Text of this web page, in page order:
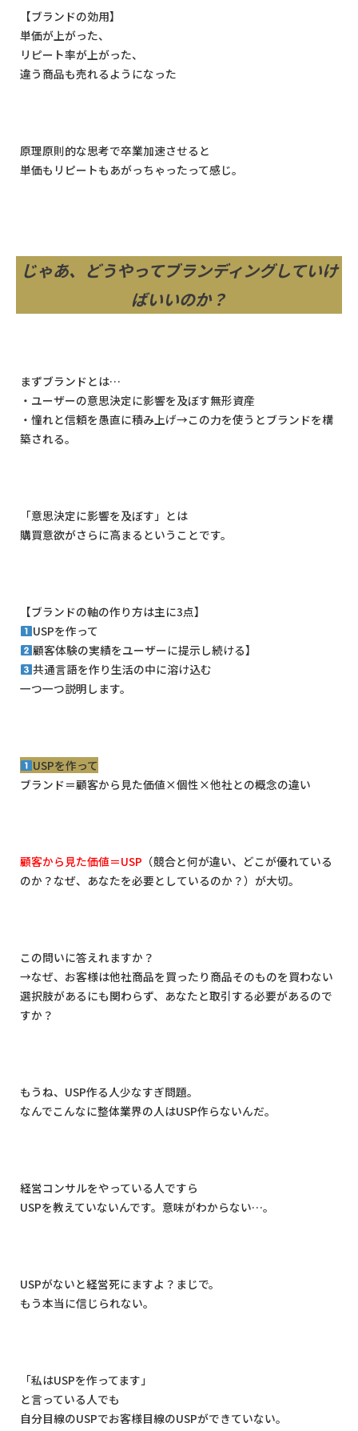
【ブランドの効用】
単価が上がった、
リピート率が上がった、
違う商品も売れるようになった
原理原則的な思考で卒業加速させると
単価もリピートもあがっちゃったって感じ。
じゃあ、どうやってブランディングしていけ
ばいいのか？
まずブランドとは…
・ユーザーの意思決定に影響を及ぼす無形資産
・憧れと信頼を愚直に積み上げ→この力を使うとブランドを構
築される。
「意思決定に影響を及ぼす」とは
購買意欲がさらに高まるということです。
【ブランドの軸の作り方は主に3点】
USPを作って
顧客体験の実績をユーザーに提示し続ける】
共通言語を作り生活の中に溶け込む
一つ一つ説明します。
USPを作って
ブランド＝顧客から見た価値×個性×他社との概念の違い
顧客から見た価値＝USP （競合と何が違い、どこが優れている
のか？なぜ、あなたを必要としているのか？）が大切。
この問いに答えれますか？
→なぜ、お客様は他社商品を買ったり商品そのものを買わない
選択肢があるにも関わらず、あなたと取引する必要があるので
すか？
もうね、 USP作る人少なすぎ問題。
なんでこんなに整体業界の人はUSP作らないんだ。
経営コンサルをやっている人ですら
USPを教えていないんです。意味がわからない…。
USPがないと経営死にますよ？まじで。
もう本当に信じられない。
「私はUSPを作ってます」
と言っている人でも
自分目線のUSPでお客様目線のUSPができていない。